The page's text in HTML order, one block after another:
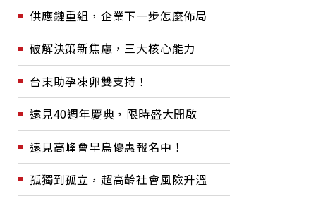
供應鏈重組，企業下一步怎麼佈局
破解決策新焦慮，三大核心能力
台東助孕凍卵雙支持！
遠見40週年慶典，限時盛大開啟
遠見高峰會早鳥優惠報名中！
孤獨到孤立，超高齡社會風險升溫